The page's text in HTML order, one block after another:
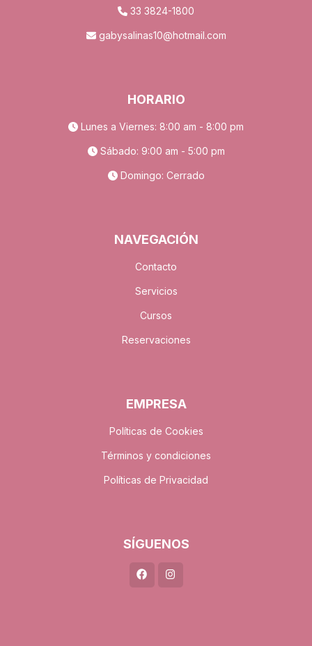
33 3824-1800
gabysalinas10@hotmail.com
HORARIO
Lunes a Viernes: 8:00 am - 8:00 pm
Sábado: 9:00 am - 5:00 pm
Domingo: Cerrado
NAVEGACIÓN
Contacto
Servicios
Cursos
Reservaciones
EMPRESA
Políticas de Cookies
Términos y condiciones
Políticas de Privacidad
SÍGUENOS